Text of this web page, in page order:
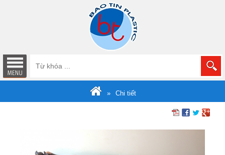
Chi tiết